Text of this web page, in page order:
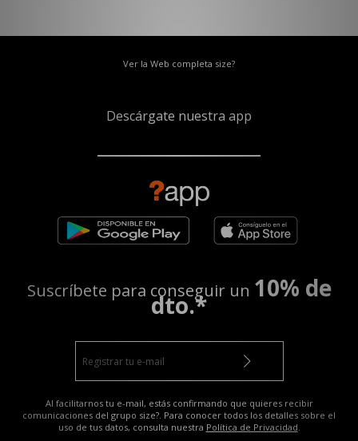
Ver la Web completa size?
Descárgate nuestra app
Suscríbete para conseguir un 10% de
dto.*
Al facilitarnos tu e-mail, estás confirmando que quieres recibir
comunicaciones del grupo size?. Para conocer todos los detalles sobre el
uso de tus datos, consulta nuestra Política de Privacidad.